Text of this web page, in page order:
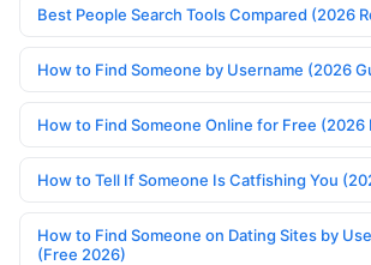
Best People Search Tools Compared (2026
How to Find Someone by Username (2026
How to Find Someone Online for Free (2026
How to Tell If Someone Is Catfishing You
How to Find Someone on Dating Sites by
(Free 2026)